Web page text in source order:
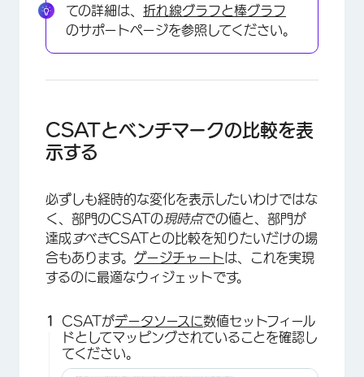
ての詳細は、 折れ線グラフと棒グラフ
のサポートページを参照してください。
CSATとベンチマークの比較を表
示する
必ずしも経時的な変化を表示したいわけではな
く、部門のCSATの現時点での値と、部門が
達成すべきCSATとの比較を知りたいだけの場
合もあります。 ゲージチャートは、これを実現
するのに最適なウィジェットです。
CSATがデータソースに数値セットフィール
ドとしてマッピングされていることを確認し
てください。